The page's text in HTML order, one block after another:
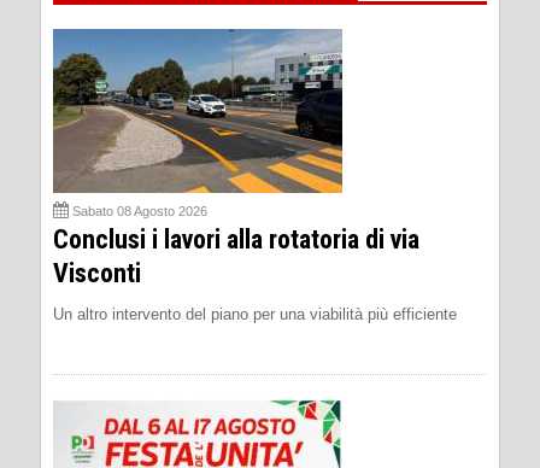
Sabato 08 Agosto 2026
Conclusi i lavori alla rotatoria di via
Visconti
Un altro intervento del piano per una viabilità più efficiente